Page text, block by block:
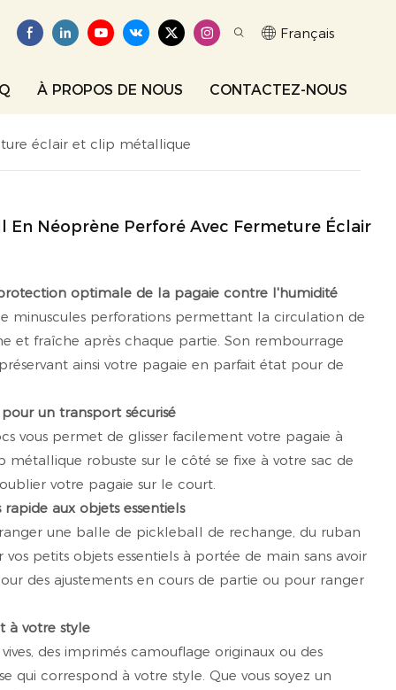
Français
À PROPOS DE NOUS CONTACTEZ-NOUS
éclair et clip métallique
En Néoprène Perforé Avec Fermeture Éclair
optimale de la pagaie contre l'humidité
minuscules perforations permettant la circulation de
et fraîche après chaque partie. Son rembourrage
ainsi votre pagaie en parfait état pour de
un transport sécurisé
vous permet de glisser facilement votre pagaie à
métallique robuste sur le côté se fixe à votre sac de
votre pagaie sur le court.
aux objets essentiels
une balle de pickleball de rechange, du ruban
petits objets essentiels à portée de main sans avoir
des ajustements en cours de partie ou pour ranger
à votre style
des imprimés camouflage originaux ou des
qui correspond à votre style. Que vous soyez un